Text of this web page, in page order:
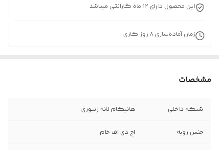
این محصول دارای 12 ماه گارانتی میباشد
زمان آماده‌سازی 8 روز کاری
مشخصات
شبکه داخلی هانیکام لانه زنبوری
جنس رویه اچ دی اف خام